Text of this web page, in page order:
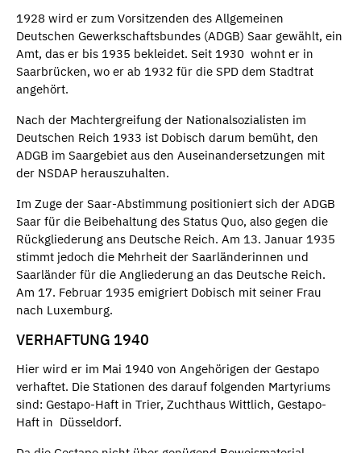
1928 wird er zum Vorsitzenden des Allgemeinen
Deutschen Gewerkschaftsbundes (ADGB) Saar gewählt, ein
Amt, das er bis 1935 bekleidet. Seit 1930 wohnt er in
Saarbrücken, wo er ab 1932 für die SPD dem Stadtrat
angehört.
Nach der Machtergreifung der Nationalsozialisten im
Deutschen Reich 1933 ist Dobisch darum bemüht, den
ADGB im Saargebiet aus den Auseinandersetzungen mit
der NSDAP herauszuhalten.
Im Zuge der Saar-Abstimmung positioniert sich der ADGB
Saar für die Beibehaltung des Status Quo, also gegen die
Rückgliederung ans Deutsche Reich. Am 13. Januar 1935
stimmt jedoch die Mehrheit der Saarländerinnen und
Saarländer für die Angliederung an das Deutsche Reich.
Am 17. Februar 1935 emigriert Dobisch mit seiner Frau
nach Luxemburg.
VERHAFTUNG 1940
Hier wird er im Mai 1940 von Angehörigen der Gestapo
verhaftet. Die Stationen des darauf folgenden Martyriums
sind: Gestapo-Haft in Trier, Zuchthaus Wittlich, Gestapo-
Haft in Düsseldorf.